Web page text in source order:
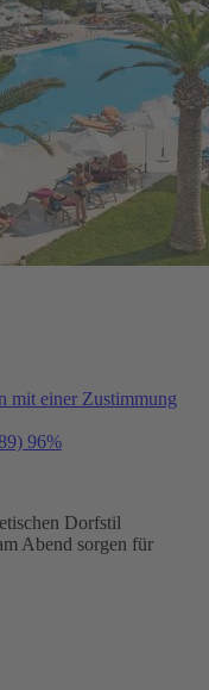
mit einer Zustimmung
96%
Dorfstil
Abend sorgen für